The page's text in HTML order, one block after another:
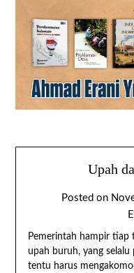
Upah
Posted on
Pemerintah hampir
upah buruh, yang selalu
tentu harus